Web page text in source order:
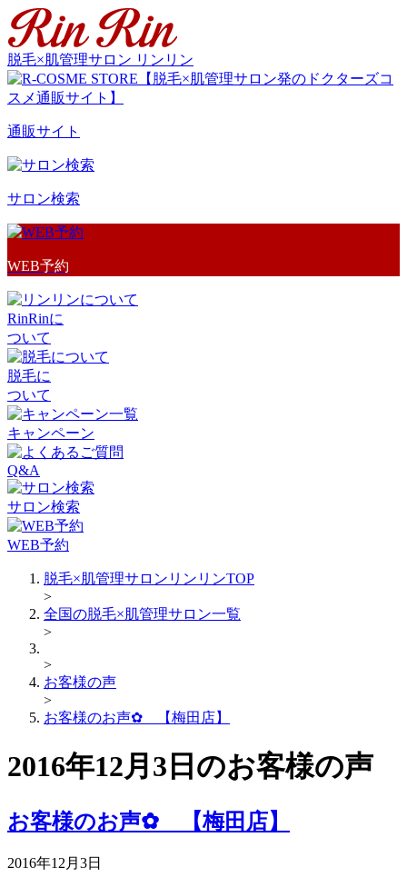
脱毛×肌管理サロン リンリン
通販サイト
サロン検索
WEB予約
RinRinに
ついて
脱毛に
ついて
キャンペーン
Q&A
サロン検索
WEB予約
脱毛×肌管理サロンリンリンTOP
>
全国の脱毛×肌管理サロン一覧
>
>
お客様の声
>
お客様のお声✿ 【梅田店】
2016年12月3日のお客様の声
お客様のお声✿ 【梅田店】
2016年12月3日